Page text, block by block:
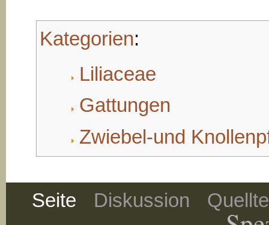
Kategorien:
Liliaceae
Gattungen
Zwiebel-und
Seite Diskussion